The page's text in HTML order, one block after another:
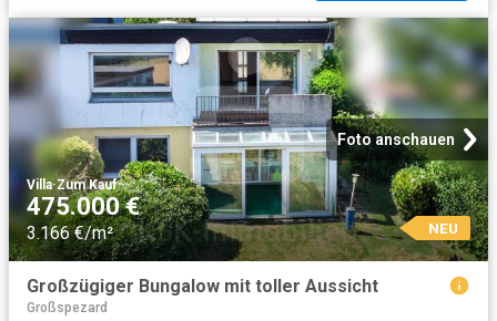
Foto anschauen
Villa·Zum Kauf
475.000 €
3.166 €/m² NEU
Großzügiger Bungalow mit toller Aussicht
Großspezard